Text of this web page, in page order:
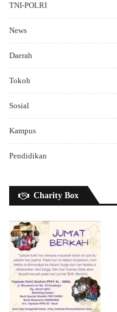
TNI-POLRI
News
Daerah
Tokoh
Sosial
Kampus
Pendidikan
Charity Box